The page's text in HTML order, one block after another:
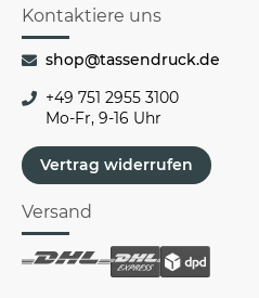
Kontaktiere uns
shop@tassendruck.de
+49 751 2955 3100
Mo-Fr, 9-16 Uhr
Vertrag widerrufen
Versand